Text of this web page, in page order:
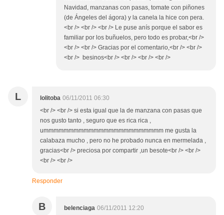
Navidad, manzanas con pasas, tomate con piñones
(de Ángeles del ágora) y la canela la hice con pera.
<br /> <br /> <br /> Le puse anís porque el sabor es
familiar por los buñuelos, pero todo es probar,<br />
<br /> <br /> Gracias por el comentario,<br /> <br />
<br /> besinos<br /> <br /> <br /> <br />
L lolitoba 06/11/2011 06:30
<br /> <br /> si esta igual que la de manzana con pasas que
nos gusto tanto , seguro que es rica rica ,
ummmmmmmmmmmmmmmmmmmmmmmm me gusta la
calabaza mucho , pero no he probado nunca en mermelada ,
gracias<br /> preciosa por compartir ,un besote<br /> <br />
<br /> <br />
Responder
B belenciaga 06/11/2011 12:20